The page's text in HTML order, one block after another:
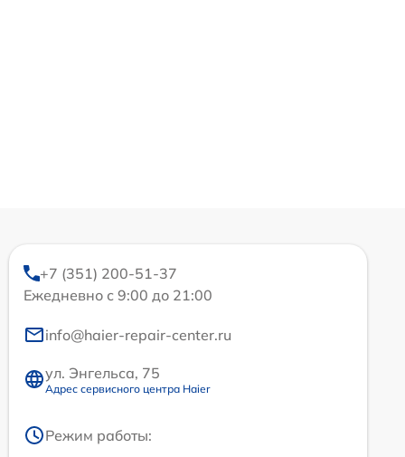
+7 (351) 200-51-37
Ежедневно с 9:00 до 21:00
info@haier-repair-center.ru
ул. Энгельса, 75
Адрес сервисного центра Haier
Режим работы: